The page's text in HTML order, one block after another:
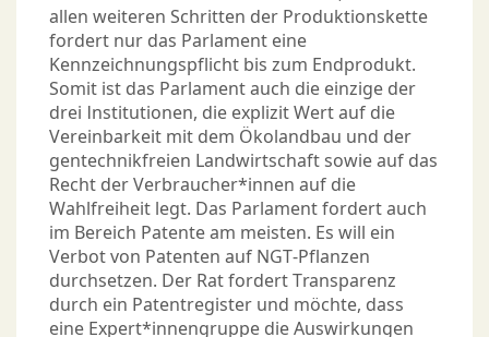
allen weiteren Schritten der Produktionskette
fordert nur das Parlament eine
Kennzeichnungspflicht bis zum Endprodukt.
Somit ist das Parlament auch die einzige der
drei Institutionen, die explizit Wert auf die
Vereinbarkeit mit dem Ökolandbau und der
gentechnikfreien Landwirtschaft sowie auf das
Recht der Verbraucher*innen auf die
Wahlfreiheit legt. Das Parlament fordert auch
im Bereich Patente am meisten. Es will ein
Verbot von Patenten auf NGT-Pflanzen
durchsetzen. Der Rat fordert Transparenz
durch ein Patentregister und möchte, dass
eine Expert*innengruppe die Auswirkungen